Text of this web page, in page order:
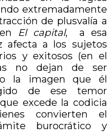
extremadamente
de plusvalía a
El capital, a esa
afecta a los sujetos
y exitosos (en el
no dejan de ser
la imagen que él
de ese temor
excede la codicia
convierten el
burocrático y